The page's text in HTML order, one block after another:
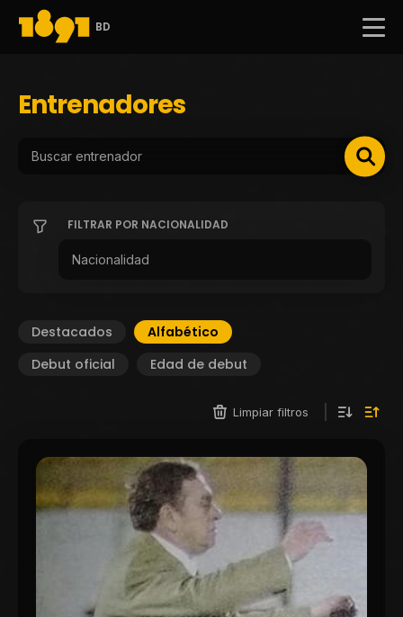
BD
Entrenadores
FILTRAR POR NACIONALIDAD
Destacados
Alfabético
Debut oficial
Edad de debut
Limpiar filtros